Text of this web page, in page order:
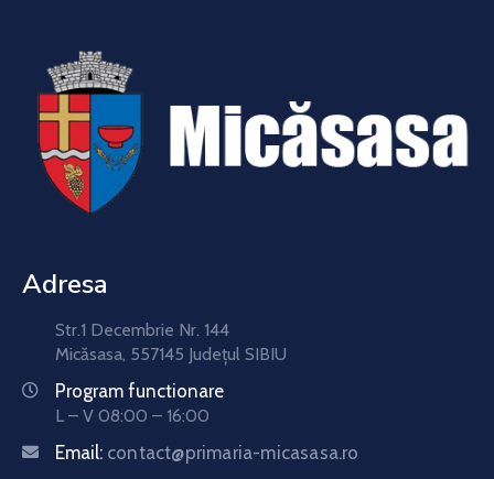
Adresa
Str.1 Decembrie Nr. 144
Micăsasa, 557145 Județul SIBIU
Program functionare
L – V 08:00 – 16:00
Email: contact@primaria-micasasa.ro